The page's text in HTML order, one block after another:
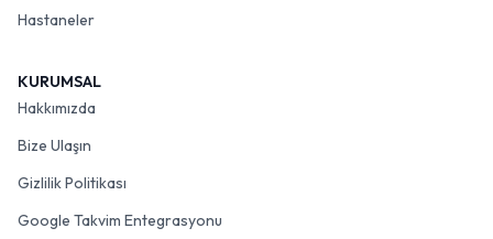
Hastaneler
KURUMSAL
Hakkımızda
Bize Ulaşın
Gizlilik Politikası
Google Takvim Entegrasyonu